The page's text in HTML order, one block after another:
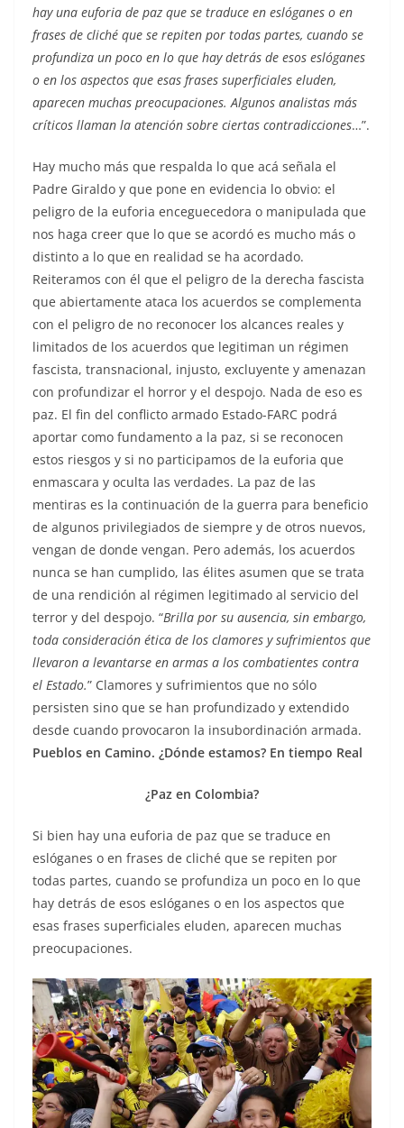
hay una euforia de paz que se traduce en eslóganes o en
frases de cliché que se repiten por todas partes, cuando se
profundiza un poco en lo que hay detrás de esos eslóganes
o en los aspectos que esas frases superficiales eluden,
aparecen muchas preocupaciones. Algunos analistas más
críticos llaman la atención sobre ciertas contradicciones…”.
Hay mucho más que respalda lo que acá señala el
Padre Giraldo y que pone en evidencia lo obvio: el
peligro de la euforia enceguecedora o manipulada que
nos haga creer que lo que se acordó es mucho más o
distinto a lo que en realidad se ha acordado.
Reiteramos con él que el peligro de la derecha fascista
que abiertamente ataca los acuerdos se complementa
con el peligro de no reconocer los alcances reales y
limitados de los acuerdos que legitiman un régimen
fascista, transnacional, injusto, excluyente y amenazan
con profundizar el horror y el despojo. Nada de eso es
paz. El fin del conflicto armado Estado-FARC podrá
aportar como fundamento a la paz, si se reconocen
estos riesgos y si no participamos de la euforia que
enmascara y oculta las verdades. La paz de las
mentiras es la continuación de la guerra para beneficio
de algunos privilegiados de siempre y de otros nuevos,
vengan de donde vengan. Pero además, los acuerdos
nunca se han cumplido, las élites asumen que se trata
de una rendición al régimen legitimado al servicio del
terror y del despojo. “Brilla por su ausencia, sin embargo,
toda consideración ética de los clamores y sufrimientos que
llevaron a levantarse en armas a los combatientes contra
el Estado.” Clamores y sufrimientos que no sólo
persisten sino que se han profundizado y extendido
desde cuando provocaron la insubordinación armada.
Pueblos en Camino. ¿Dónde estamos? En tiempo Real
¿Paz en Colombia?
Si bien hay una euforia de paz que se traduce en
eslóganes o en frases de cliché que se repiten por
todas partes, cuando se profundiza un poco en lo que
hay detrás de esos eslóganes o en los aspectos que
esas frases superficiales eluden, aparecen muchas
preocupaciones.